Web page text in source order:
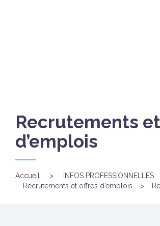
Recrutements
d’emplois
Accueil > INFOS PROFESSIONNELLES
Recrutements et offres d’emplois
>